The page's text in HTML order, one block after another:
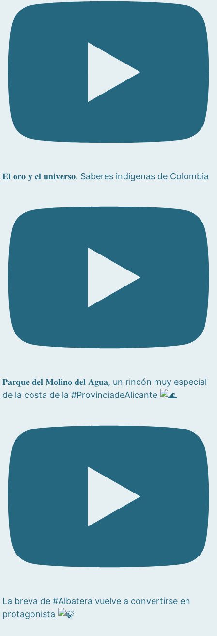
𝐄𝐥 𝐨𝐫𝐨 𝐲 𝐞𝐥 𝐮𝐧𝐢𝐯𝐞𝐫𝐬𝐨. Saberes indígenas de Colombia
𝐏𝐚𝐫𝐪𝐮𝐞 𝐝𝐞𝐥 𝐌𝐨𝐥𝐢𝐧𝐨 𝐝𝐞𝐥 𝐀𝐠𝐮𝐚, un rincón muy especial
de la costa de la #ProvinciadeAlicante
La breva de #Albatera vuelve a convertirse en
protagonista